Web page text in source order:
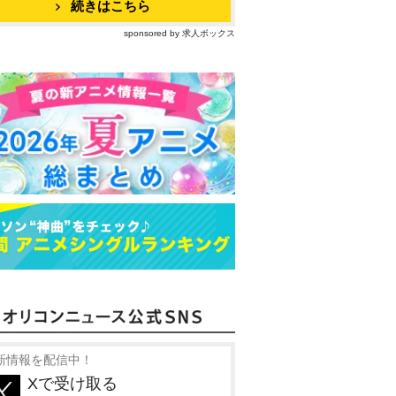
続きはこちら
sponsored by 求人ボックス
情報を配信中！
Xで受け取る